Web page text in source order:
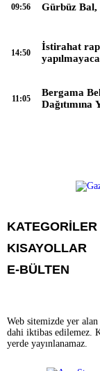
Gürbüz Bal,
09:56
İstirahat
14:50
Bergama
Dağıtımına
11:05
KATEGORİLER
BURÇLAR
HAVA DURUMU
CANLI TV
FİKSTÜR
FİRMA EKLE
KISAYOLLAR
Menü seçimi yapın.
E-BÜLTEN
gazetebergama.com.tr
Web sitemizde yer
dahi iktibas edilemez.
yerde yayınlanamaz.